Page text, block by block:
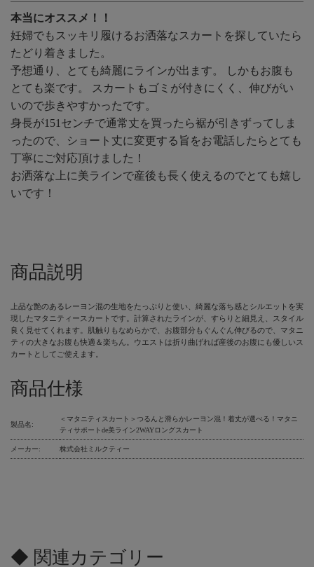
本当にオススメ！！
妊婦でもスッキリ履けるお洒落なスカートを探していたら
たどり着きました。
予想通り、とても綺麗にラインが出ます。 しかもお腹も
とても楽です。 スカートもゴミが付きにくく、伸びがい
いので歩きやすかったです。
身長が151センチで通常丈を買ったら裾が引きずってしま
ったので、ショート丈に変更する旨をお電話したらとても
丁寧にご対応頂けました！
お洒落な上に美ラインで産後も長く使えるのでとても嬉し
いです！
商品説明
上品な艶のあるレーヨン混の生地をたっぷりと使い、綺麗な落ち感とシルエットを実
現したマタニティースカートです。計算されたラインが、すらりと細見え、スタイル
良く見せてくれます。肌触りもなめらかで、お腹部分もぐんぐん伸びるので、マタニ
ティの大きなお腹も快適＆楽ちん。ウエストは折り曲げれば産後のお腹にも優しいス
カートとしてご使えます。
商品仕様
製品名:
＜マタニティスカート＞つるんと滑らかレーヨン混！着丈が選べる！マタニ
ティサポートde美ライン2WAYロングスカート
メーカー: 株式会社ミルクティー
◆ 関連カテゴリー